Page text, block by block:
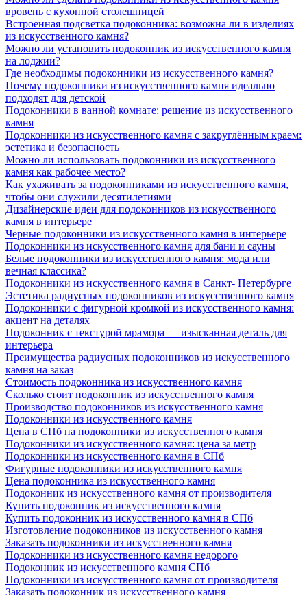
вровень с кухонной столешницей
Встроенная подсветка подоконника: возможна ли в изделиях
из искусственного камня?
Можно ли установить подоконник из искусственного камня
на лоджии?
Где необходимы подоконники из искусственного камня?
Почему подоконники из искусственного камня идеально
подходят для детской
Подоконники в ванной комнате: решение из искусственного
камня
Подоконники из искусственного камня с закруглённым краем:
эстетика и безопасность
Можно ли использовать подоконники из искусственного
камня как рабочее место?
Как ухаживать за подоконниками из искусственного камня,
чтобы они служили десятилетиями
Дизайнерские идеи для подоконников из искусственного
камня в интерьере
Черные подоконники из искусственного камня в интерьере
Подоконники из искусственного камня для бани и сауны
Белые подоконники из искусственного камня: мода или
вечная классика?
Подоконники из искусственного камня в Санкт- Петербурге
Эстетика радиусных подоконников из искусственного камня
Подоконники с фигурной кромкой из искусственного камня:
акцент на деталях
Подоконник с текстурой мрамора — изысканная деталь для
интерьера
Преимущества радиусных подоконников из искусственного
камня на заказ
Стоимость подоконника из искусственного камня
Сколько стоит подоконник из искусственного камня
Производство подоконников из искусственного камня
Подоконники из искусственного камня
Цена в СПб на подоконники из искусственного камня
Подоконники из искусственного камня: цена за метр
Подоконники из искусственного камня в СПб
Фигурные подоконники из искусственного камня
Цена подоконника из искусственного камня
Подоконник из искусственного камня от производителя
Купить подоконник из искусственного камня
Купить подоконник из искусственного камня в СПб
Изготовление подоконников из искусственного камня
Заказать подоконники из искусственного камня
Подоконники из искусственного камня недорого
Подоконник из искусственного камня СПб
Подоконники из искусственного камня от производителя
Заказать подоконник из искусственного камня